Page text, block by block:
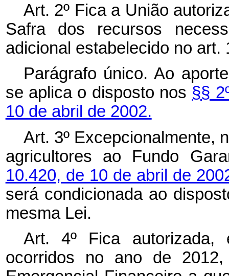
Art. 2º Fica a União
Safra dos recursos
adicional estabelecido no art.
Parágrafo único. Ao
se aplica o disposto nos §§
10 de abril de 2002.
Art. 3º Excepcionalmente,
agricultores ao Fundo
10.420, de 10 de abril de
será condicionada ao
mesma Lei.
Art. 4º Fica autorizada,
ocorridos no ano de